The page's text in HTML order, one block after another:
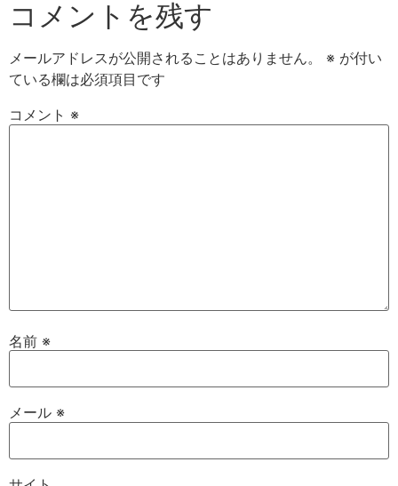
コメントを残す
メールアドレスが公開されることはありません。 ※ が付い
ている欄は必須項目です
コメント ※
名前 ※
メール ※